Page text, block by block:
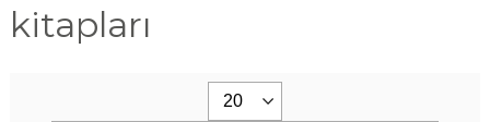
kitapları